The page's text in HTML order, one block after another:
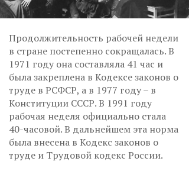
Продолжительность рабочей недели
в стране постепенно сокращалась. В
1971 году она составляла 41 час и
была закреплена в Кодексе законов о
труде в РСФСР, а в 1977 году – в
Конституции СССР. В 1991 году
рабочая неделя официально стала
40-часовой. В дальнейшем эта норма
была внесена в Кодекс законов о
труде и Трудовой кодекс России.